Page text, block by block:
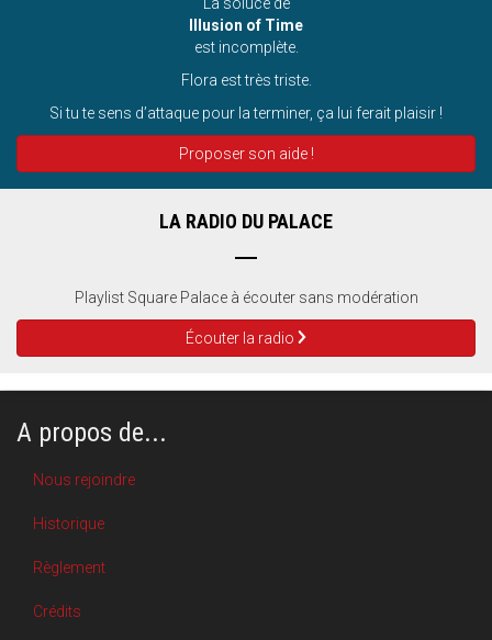
Illusion of Time
est incomplète.
Flora est très triste.
Si tu te sens d’attaque pour la terminer, ça lui ferait plaisir !
Proposer son aide !
LA RADIO DU PALACE
Playlist Square Palace à écouter sans modération
Écouter la radio
A propos de...
Nous rejoindre
Historique
Règlement
Crédits